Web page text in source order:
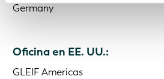
Germany
Oficina en EE. UU.:
GLEIF Americas